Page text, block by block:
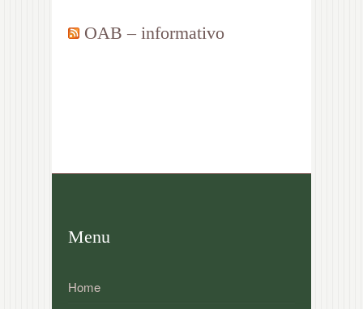
OAB – informativo
Menu
Home